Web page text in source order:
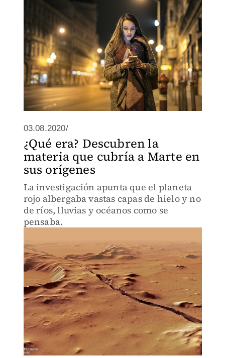
03.08.2020/
¿Qué era? Descubren la
materia que cubría a Marte en
sus orígenes
La investigación apunta que el planeta
rojo albergaba vastas capas de hielo y no
de ríos, lluvias y océanos como se
pensaba.